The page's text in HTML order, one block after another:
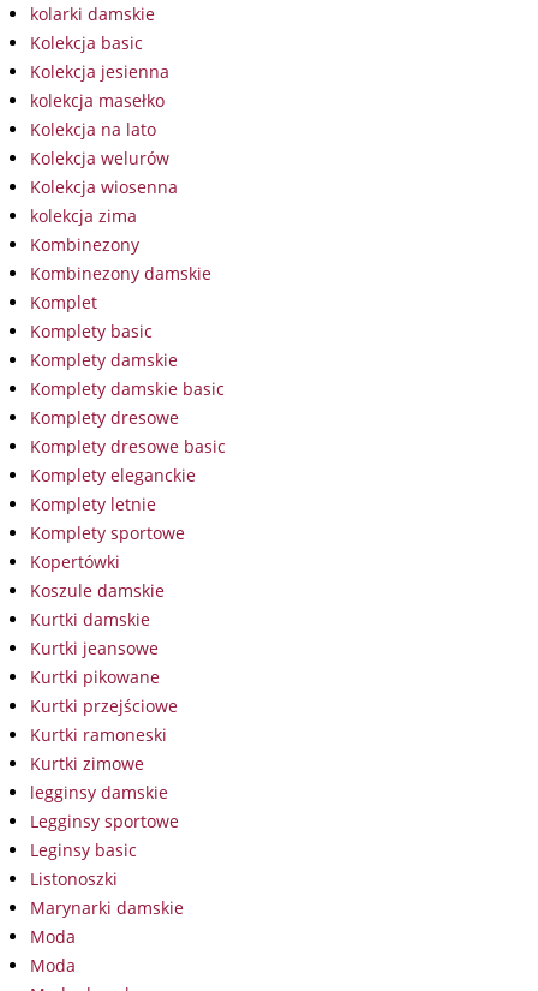
kolarki damskie
Kolekcja basic
Kolekcja jesienna
kolekcja masełko
Kolekcja na lato
Kolekcja welurów
Kolekcja wiosenna
kolekcja zima
Kombinezony
Kombinezony damskie
Komplet
Komplety basic
Komplety damskie
Komplety damskie basic
Komplety dresowe
Komplety dresowe basic
Komplety eleganckie
Komplety letnie
Komplety sportowe
Kopertówki
Koszule damskie
Kurtki damskie
Kurtki jeansowe
Kurtki pikowane
Kurtki przejściowe
Kurtki ramoneski
Kurtki zimowe
legginsy damskie
Legginsy sportowe
Leginsy basic
Listonoszki
Marynarki damskie
Moda
Moda